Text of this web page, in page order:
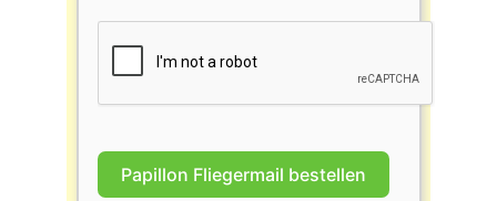
Papillon Fliegermail bestellen